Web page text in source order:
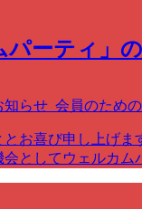
ーティ」
らせ 会員のため
お喜び申し上げま
会としてウェルカ